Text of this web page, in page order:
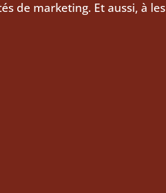
de marketing. Et aussi, à les